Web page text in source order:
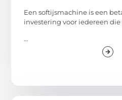
Een softijsmachine is een
investering voor iedereen die
...